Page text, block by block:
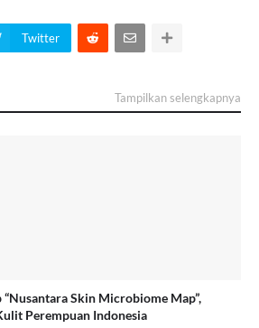
Twitter
Tampilkan selengkapnya
Skin Microbiome Map”,
Perempuan Indonesia